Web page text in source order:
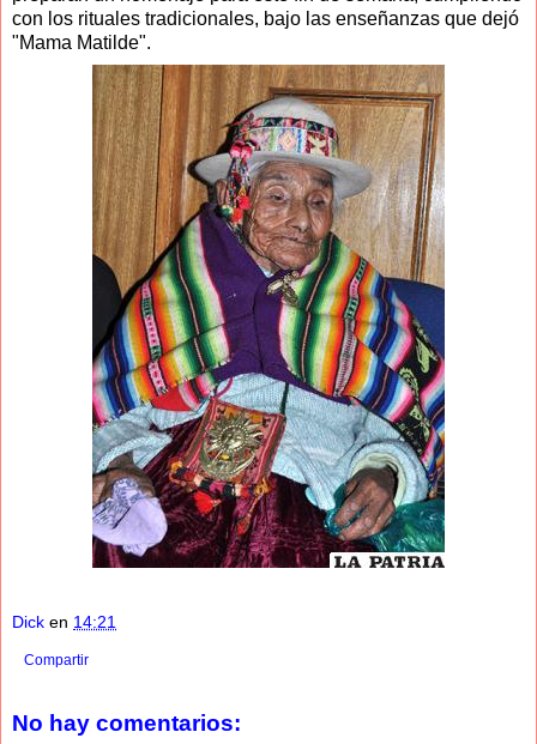
con los rituales tradicionales, bajo las enseñanzas que dejó
"Mama Matilde".
Dick en 14:21
Compartir
No hay comentarios: